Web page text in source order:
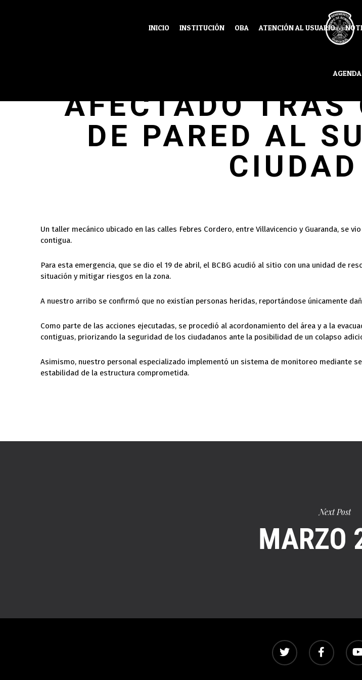
INICIO INSTITUCIÓN OBA ATENCIÓN AL USUARIO
TALLER
AFECTADO TRAS
DE PARED AL
CIUDAD
Un taller mecánico ubicado en las calles Febres Cordero, entre Villavicencio y Guaranda, se
contigua.
Para esta emergencia, que se dio el 19 de abril, el BCBG acudió al sitio con una unidad de
situación y mitigar riesgos en la zona.
A nuestro arribo se confirmó que no existían personas heridas, reportándose únicamente
Como parte de las acciones ejecutadas, se procedió al acordonamiento del área y a la
contiguas, priorizando la seguridad de los ciudadanos ante la posibilidad de un colapso
Asimismo, nuestro personal especializado implementó un sistema de monitoreo mediante
estabilidad de la estructura comprometida.
Next Post
MARZO